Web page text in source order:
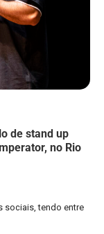
de stand up
no Rio
sociais, tendo entre